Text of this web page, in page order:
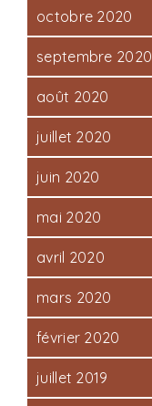
octobre 2020
septembre 2020
août 2020
juillet 2020
juin 2020
mai 2020
avril 2020
mars 2020
février 2020
juillet 2019